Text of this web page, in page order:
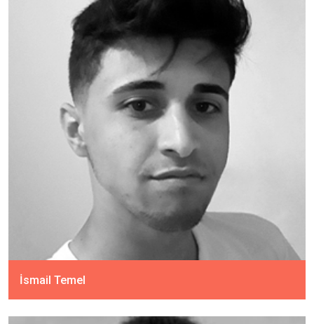
İsmail Temel